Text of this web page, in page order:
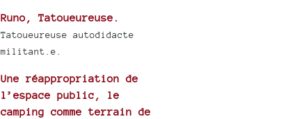
Runo, Tatoueureuse.
Tatoueureuse autodidacte
militant.e.
Une réappropriation de
l’espace public, le
camping comme terrain de